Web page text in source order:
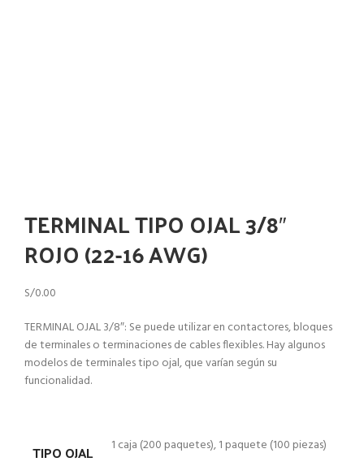
TERMINAL TIPO OJAL 3/8″
ROJO (22-16 AWG)
S/0.00
TERMINAL OJAL 3/8″: Se puede utilizar en contactores, bloques
de terminales o terminaciones de cables flexibles. Hay algunos
modelos de terminales tipo ojal, que varían según su
funcionalidad.
TIPO OJAL 1 caja (200 paquetes), 1 paquete (100 piezas)